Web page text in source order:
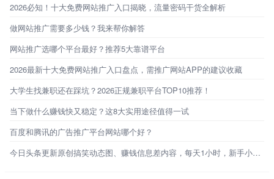
2026必知！十大免费网站推广入口揭晓，流量密码干货全解析
做网站推广需要多少钱？我来帮你解答
网站推广选哪个平台最好？推荐5大靠谱平台
2026最新十大免费网站推广入口盘点，需推广网站APP的建议收藏
大学生找兼职还在踩坑？2026正规兼职平台TOP10推荐！
当下做什么赚钱快又稳定？这8大实用途径值得一试
百度和腾讯的广告推广平台网站哪个好？
今日头条更新原创搞笑动态图、赚钱信息差内容，每天1小时，新手小白也能做！